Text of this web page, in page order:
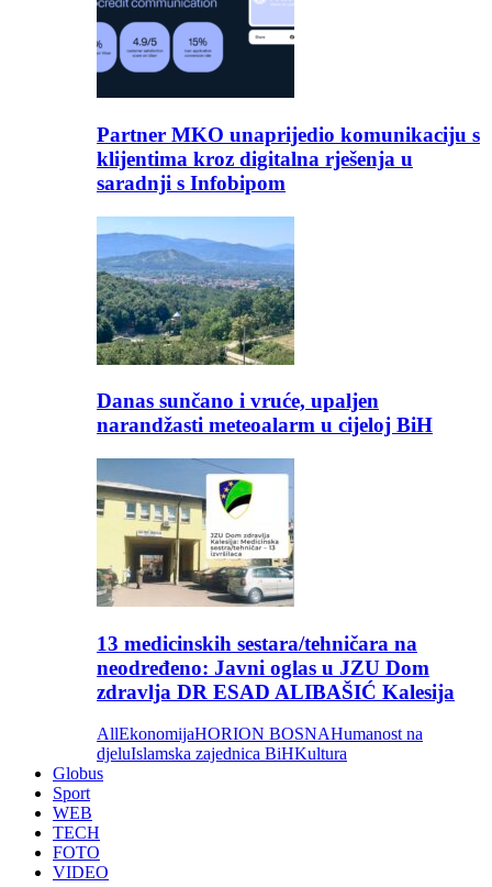
Partner MKO unaprijedio komunikaciju s
klijentima kroz digitalna rješenja u
saradnji s Infobipom
Danas sunčano i vruće, upaljen
narandžasti meteoalarm u cijeloj BiH
13 medicinskih sestara/tehničara na
neodređeno: Javni oglas u JZU Dom
zdravlja DR ESAD ALIBAŠIĆ Kalesija
AllEkonomijaHORION BOSNAHumanost na
djeluIslamska zajednica BiHKultura
Globus
Sport
WEB
TECH
FOTO
VIDEO